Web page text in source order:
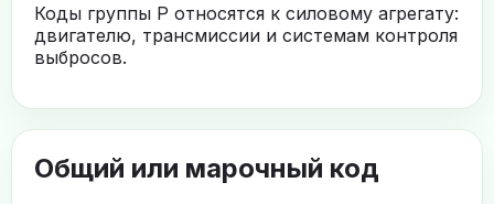
Коды группы P относятся к силовому агрегату:
двигателю, трансмиссии и системам контроля
выбросов.
Общий или марочный код